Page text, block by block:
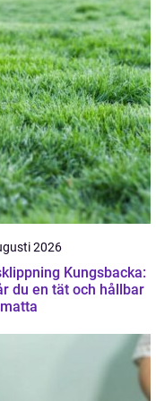
2026
Kungsbacka:
du en tät och hållbar